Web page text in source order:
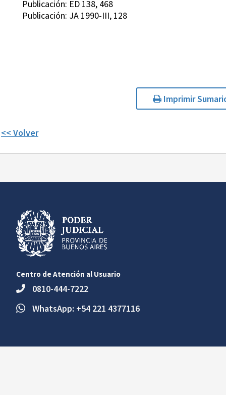
Publicación: ED 138, 468
Publicación: JA 1990-III, 128
Imprimir
<< Volver
Centro de Atención al Usuario
0810-444-7222
WhatsApp: +54 221 4377116